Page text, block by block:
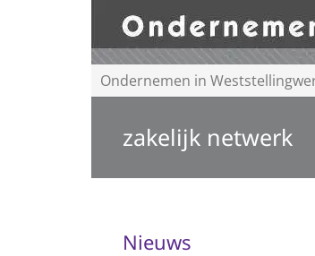
Ondernemen in
zakelijk netwerk
Nieuws